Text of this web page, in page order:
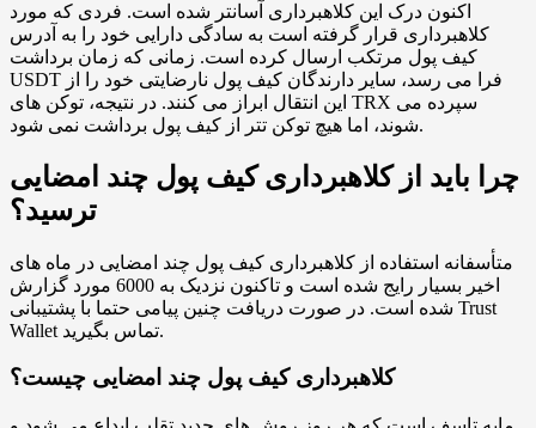
اکنون درک این کلاهبرداری آسانتر شده است. فردی که مورد
کلاهبرداری قرار گرفته است به سادگی دارایی خود را به آدرس
کیف پول مرتکب ارسال کرده است. زمانی که زمان برداشت
USDT فرا می رسد، سایر دارندگان کیف پول نارضایتی خود را از
این انتقال ابراز می کنند. در نتیجه، توکن های TRX سپرده می
شوند، اما هیچ توکن تتر از کیف پول برداشت نمی شود.
چرا باید از کلاهبرداری کیف پول چند امضایی
ترسید؟
متأسفانه استفاده از کلاهبرداری کیف پول چند امضایی در ماه های
اخیر بسیار رایج شده است و تاکنون نزدیک به 6000 مورد گزارش
شده است. در صورت دریافت چنین پیامی حتما با پشتیبانی Trust
Wallet تماس بگیرید.
کلاهبرداری کیف پول چند امضایی چیست؟